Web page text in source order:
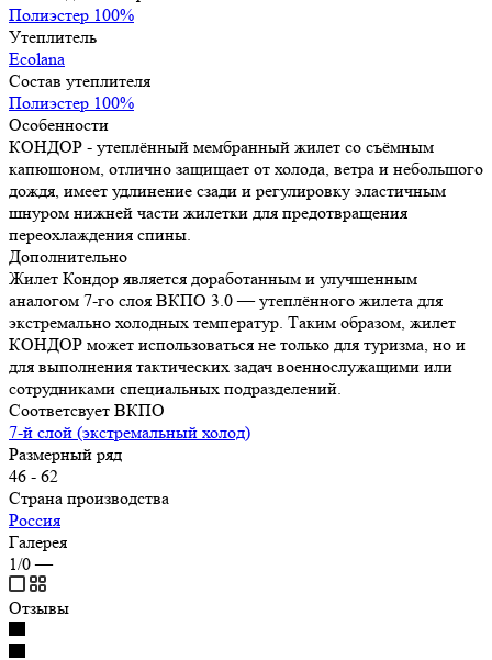
Полиэстер 100%
Утеплитель
Ecolana
Состав утеплителя
Полиэстер 100%
Особенности
КОНДОР - утеплённый мембранный жилет со съёмным
капюшоном, отлично защищает от холода, ветра и небольшого
дождя, имеет удлинение сзади и регулировку эластичным
шнуром нижней части жилетки для предотвращения
переохлаждения спины.
Дополнительно
Жилет Кондор является доработанным и улучшенным
аналогом 7-го слоя ВКПО 3.0 — утеплённого жилета для
экстремально холодных температур. Таким образом, жилет
КОНДОР может использоваться не только для туризма, но и
для выполнения тактических задач военнослужащими или
сотрудниками специальных подразделений.
Соответсвует ВКПО
7-й слой (экстремальный холод)
Размерный ряд
46 - 62
Страна производства
Россия
Галерея
1/0 —
Отзывы